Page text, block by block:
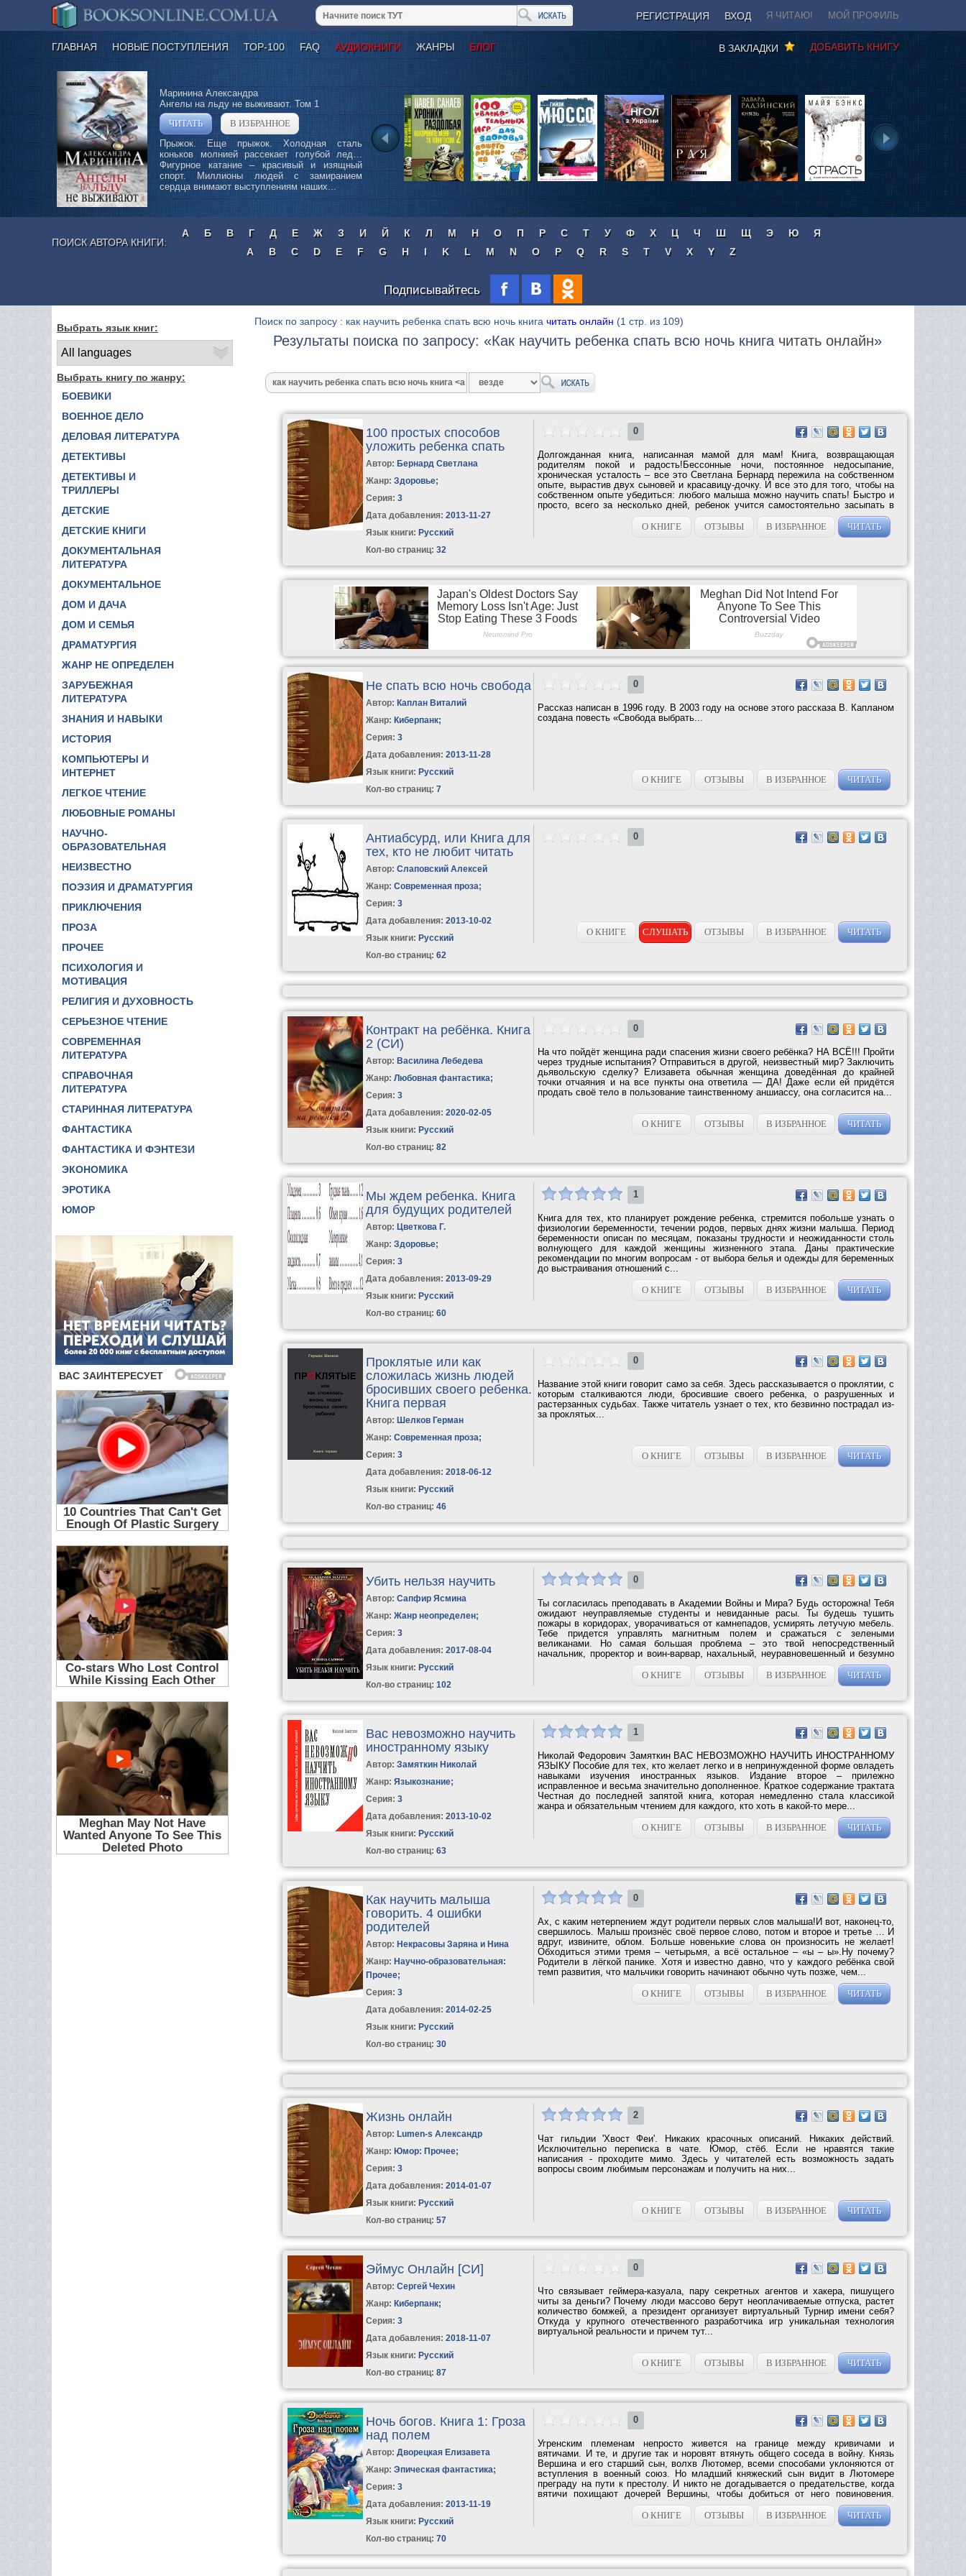
РЕГИСТРАЦИЯ ВХОД Я ЧИТАЮ! МОЙ ПРОФИЛЬ
ГЛАВНАЯ НОВЫЕ ПОСТУПЛЕНИЯ ТОР-100 FAQ АУДИОКНИГИ ЖАНРЫ БЛОГ ДОБАВИТЬ КНИГУ
В ЗАКЛАДКИ
Маринина Александра
Ангелы на льду не выживают. Том 1
ЧИТАТЬ
В ИЗБРАННОЕ
Прыжок. Еще прыжок. Холодная сталь
коньков молнией рассекает голубой лед…
Фигурное катание – красивый и изящный
спорт. Миллионы людей с замиранием
сердца внимают выступлениям наших...
ПОИСК АВТОРА КНИГИ:
А Б В Г Д Е Ж З И Й К Л М Н О П Р С Т У Ф Х Ц Ч Ш Щ Э Ю
Я
A
B C D E F G H I K L M N O P Q R S T V X Y Z
Подписывайтесь
Выбрать язык книг:
Выбрать книгу по жанру:
БОЕВИКИ
ВОЕННОЕ ДЕЛО
ДЕЛОВАЯ ЛИТЕРАТУРА
ДЕТЕКТИВЫ
ДЕТЕКТИВЫ И
ТРИЛЛЕРЫ
ДЕТСКИЕ
ДЕТСКИЕ КНИГИ
ДОКУМЕНТАЛЬНАЯ
ЛИТЕРАТУРА
ДОКУМЕНТАЛЬНОЕ
ДОМ И ДАЧА
ДОМ И СЕМЬЯ
ДРАМАТУРГИЯ
ЖАНР НЕ ОПРЕДЕЛЕН
ЗАРУБЕЖНАЯ
ЛИТЕРАТУРА
ЗНАНИЯ И НАВЫКИ
ИСТОРИЯ
КОМПЬЮТЕРЫ И
ИНТЕРНЕТ
ЛЕГКОЕ ЧТЕНИЕ
ЛЮБОВНЫЕ РОМАНЫ
НАУЧНО-
ОБРАЗОВАТЕЛЬНАЯ
НЕИЗВЕСТНО
ПОЭЗИЯ И ДРАМАТУРГИЯ
ПРИКЛЮЧЕНИЯ
ПРОЗА
ПРОЧЕЕ
ПСИХОЛОГИЯ И
МОТИВАЦИЯ
РЕЛИГИЯ И ДУХОВНОСТЬ
СЕРЬЕЗНОЕ ЧТЕНИЕ
СОВРЕМЕННАЯ
ЛИТЕРАТУРА
СПРАВОЧНАЯ
ЛИТЕРАТУРА
СТАРИННАЯ ЛИТЕРАТУРА
ФАНТАСТИКА
ФАНТАСТИКА И ФЭНТЕЗИ
ЭКОНОМИКА
ЭРОТИКА
ЮМОР
Поиск по запросу : как научить ребенка спать всю ночь книга читать онлайн (1 стр. из 109)
Результаты поиска по запросу: «Как научить ребенка спать всю ночь книга читать онлайн»
100 простых способов
уложить ребенка спать
Автор: Бернард Светлана
Жанр: Здоровье;
Серия:3
Дата добавления: 2013-11-27
Язык книги: Русский
Кол-во страниц: 32
0
Долгожданная книга, написанная мамой для мам! Книга, возвращающая
родителям покой и радость!Бессонные ночи, постоянное недосыпание,
хроническая усталость – все это Светлана Бернард пережила на собственном
опыте, вырастив двух сыновей и красавицу-дочку. И все это для того, чтобы на
собственном опыте убедиться: любого малыша можно научить спать! Быстро и
просто, всего за несколько дней, ребенок учится самостоятельно засыпать в
О КНИГЕ
ОТЗЫВЫ В ИЗБРАННОЕ ЧИТАТЬ
Не спать всю ночь свобода
Автор: Каплан Виталий
Жанр: Киберпанк;
Серия:3
Дата добавления: 2013-11-28
Язык книги: Русский
Кол-во страниц: 7
0
Рассказ написан в 1996 году. В 2003 году на основе этого рассказа В. Капланом
создана повесть «Свобода выбрать...
О КНИГЕ ОТЗЫВЫ В ИЗБРАННОЕ ЧИТАТЬ
Антиабсурд, или Книга для
тех, кто не любит читать
Автор:Слаповский Алексей
Жанр: Современная проза;
Серия:3
Дата добавления: 2013-10-02
Язык книги: Русский
Кол-во страниц: 62
0
О КНИГЕ СЛУШАТЬ ОТЗЫВЫ В ИЗБРАННОЕ ЧИТАТЬ
Контракт на ребёнка. Книга
2 (СИ)
Автор: Василина Лебедева
Жанр: Любовная фантастика;
Серия:3
Дата добавления: 2020-02-05
Язык книги: Русский
Кол-во страниц: 82
0
На что пойдёт женщина ради спасения жизни своего ребёнка? НА ВСЁ!!! Пройти
через трудные испытания? Отправиться в другой, неизвестный мир? Заключить
дьявольскую сделку? Елизавета обычная женщина доведённая до крайней
точки отчаяния и на все пункты она ответила — ДА! Даже если ей придётся
продать своё тело в пользование таинственному аншиассу, она согласится на...
О КНИГЕ ОТЗЫВЫ В ИЗБРАННОЕ ЧИТАТЬ
Мы ждем ребенка. Книга
для будущих родителей
Автор: Цветкова Г.
Жанр: Здоровье;
Серия:3
Дата добавления: 2013-09-29
Язык книги: Русский
Кол-во страниц: 60
1
Книга для тех, кто планирует рождение ребенка, стремится побольше узнать о
физиологии беременности, течении родов, первых днях жизни малыша. Период
беременности описан по месяцам, показаны трудности и неожиданности столь
волнующего для каждой женщины жизненного этапа. Даны практические
рекомендации по многим вопросам - от выбора белья и одежды для беременных
до выстраивания отношений с...
О КНИГЕ
ОТЗЫВЫ В ИЗБРАННОЕ ЧИТАТЬ
Проклятые или как
сложилась жизнь людей
бросивших своего ребенка.
Книга первая
Автор: Шелков Герман
Жанр: Современная проза;
Серия:3
Дата добавления: 2018-06-12
Язык книги: Русский
Кол-во страниц: 46
0
Название этой книги говорит само за себя. Здесь рассказывается о проклятии, с
которым сталкиваются люди, бросившие своего ребенка, о разрушенных и
растерзанных судьбах. Также читатель узнает о тех, кто безвинно пострадал из-
за проклятых...
О КНИГЕ ОТЗЫВЫ В ИЗБРАННОЕ ЧИТАТЬ
Убить нельзя научить
Автор:Сапфир Ясмина
Жанр: Жанр неопределен;
Серия:3
Дата добавления: 2017-08-04
Язык книги: Русский
Кол-во страниц: 102
0
Ты согласилась преподавать в Академии Войны и Мира? Будь осторожна! Тебя
ожидают неуправляемые студенты и невиданные расы. Ты будешь тушить
пожары в коридорах, уворачиваться от камнепадов, усмирять летучую мебель.
Тебе придется управлять магнитным полем и сражаться с зелеными
великанами. Но самая большая проблема – это твой непосредственный
начальник, проректор и воин-варвар, нахальный, неуравновешенный и безумно
О КНИГЕ
ОТЗЫВЫ В ИЗБРАННОЕ ЧИТАТЬ
Вас невозможно научить
иностранному языку
Автор:Замяткин Николай
Жанр: Языкознание;
Серия:3
Дата добавления: 2013-10-02
Язык книги: Русский
Кол-во страниц: 63
1
Николай Федорович Замяткин ВАС НЕВОЗМОЖНО НАУЧИТЬ ИНОСТРАННОМУ
ЯЗЫКУ Пособие для тех, кто желает легко и в непринужденной форме овладеть
навыками изучения иностранных языков. Издание второе – прилежно
исправленное и весьма значительно дополненное. Краткое содержание трактата
Честная до последней запятой книга, которая немедленно стала классикой
жанра и обязательным чтением для каждого, кто хоть в какой-то мере...
О КНИГЕ
ОТЗЫВЫ В ИЗБРАННОЕ ЧИТАТЬ
Как научить малыша
говорить. 4 ошибки
родителей
Автор: Некрасовы Заряна и Нина
Жанр: Научно-образовательная:
Прочее;
Серия:3
Дата добавления: 2014-02-25
Язык книги: Русский
Кол-во страниц: 30
0
Ах, с каким нетерпением ждут родители первых слов малыша!И вот, наконец-то,
свершилось. Малыш произнёс своё первое слово, потом и второе и третье … И
вдруг, извините, облом. Больше новенькие слова он произносить не желает!
Обходиться этими тремя – четырьмя, а всё остальное – «ы – ы».Ну почему?
Родители в лёгкой панике. Хотя и известно давно, что у каждого ребёнка свой
темп развития, что мальчики говорить начинают обычно чуть позже, чем...
О КНИГЕ
ОТЗЫВЫ В ИЗБРАННОЕ ЧИТАТЬ
Жизнь онлайн
Автор: Lumen-s Александр
Жанр: Юмор: Прочее;
Серия:3
Дата добавления: 2014-01-07
Язык книги: Русский
Кол-во страниц: 57
2
Чат гильдии 'Хвост Феи'. Никаких красочных описаний. Никаких действий.
Исключительно переписка в чате. Юмор, стёб. Если не нравятся такие
написания - проходите мимо. Здесь у читателей есть возможность задать
вопросы своим любимым персонажам и получить на них...
О КНИГЕ ОТЗЫВЫ В ИЗБРАННОЕ ЧИТАТЬ
Эймус Онлайн [СИ]
Автор:Сергей Чехин
Жанр: Киберпанк;
Серия:3
Дата добавления: 2018-11-07
Язык книги: Русский
Кол-во страниц: 87
0
Что связывает геймера-казуала, пару секретных агентов и хакера, пишущего
читы за деньги? Почему люди массово берут неоплачиваемые отпуска, растет
количество бомжей, а президент организует виртуальный Турнир имени себя?
Откуда у крупного отечественного разработчика игр уникальная технология
виртуальной реальности и причем тут...
О КНИГЕ ОТЗЫВЫ В ИЗБРАННОЕ ЧИТАТЬ
Ночь богов. Книга 1: Гроза
над полем
Автор:Дворецкая Елизавета
Жанр: Эпическая фантастика;
Серия:3
Дата добавления: 2013-11-19
Язык книги: Русский
Кол-во страниц: 70
0
Угренским племенам непросто живется на границе между кривичами и
вятичами. И те, и другие так и норовят втянуть общего соседа в войну. Князь
Вершина и его старший сын, волхв Лютомер, всеми способами уклоняются от
вступления в военный союз. Но младший княжеский сын видит в Лютомере
преграду на пути к престолу. И никто не догадывается о предательстве, когда
вятичи похищают дочерей Вершины, чтобы добиться от него повиновения.
О КНИГЕ
ОТЗЫВЫ В ИЗБРАННОЕ ЧИТАТЬ